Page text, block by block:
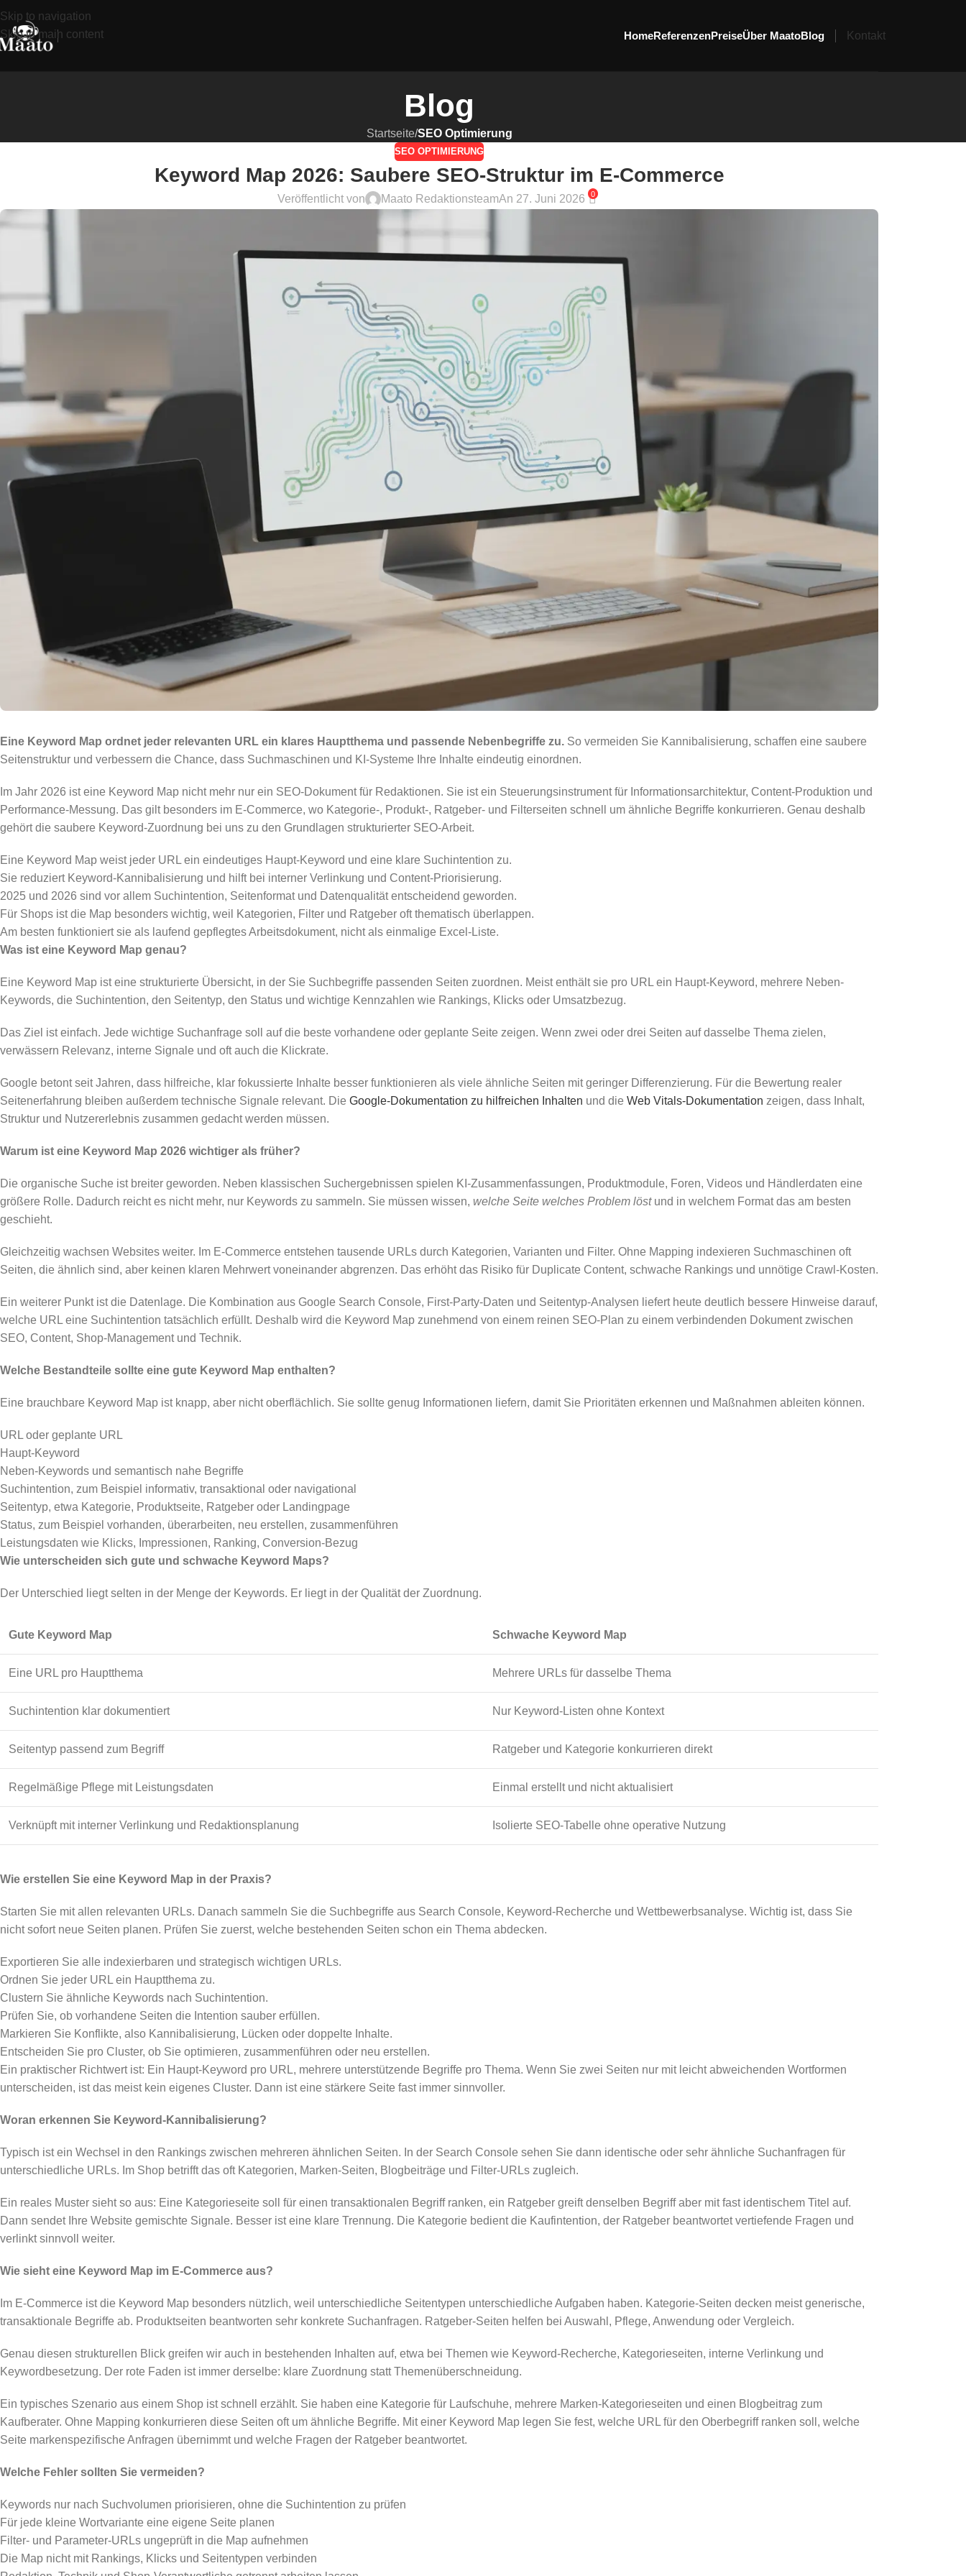
Skip to navigation
Skip to main content
HomeReferenzenPreiseÜber MaatoBlog Kontakt
Blog
Startseite/SEO Optimierung
SEO OPTIMIERUNG
Keyword Map 2026: Saubere SEO-Struktur im E-Commerce
Veröffentlicht von Maato RedaktionsteamAn 27. Juni 2026 0
Eine Keyword Map ordnet jeder relevanten URL ein klares Hauptthema und passende Nebenbegriffe zu. So vermeiden Sie Kannibalisierung, schaffen eine saubere
Seitenstruktur und verbessern die Chance, dass Suchmaschinen und KI-Systeme Ihre Inhalte eindeutig einordnen.
Im Jahr 2026 ist eine Keyword Map nicht mehr nur ein SEO-Dokument für Redaktionen. Sie ist ein Steuerungsinstrument für Informationsarchitektur, Content-Produktion und
Performance-Messung. Das gilt besonders im E-Commerce, wo Kategorie-, Produkt-, Ratgeber- und Filterseiten schnell um ähnliche Begriffe konkurrieren. Genau deshalb
gehört die saubere Keyword-Zuordnung bei uns zu den Grundlagen strukturierter SEO-Arbeit.
Eine Keyword Map weist jeder URL ein eindeutiges Haupt-Keyword und eine klare Suchintention zu.
Sie reduziert Keyword-Kannibalisierung und hilft bei interner Verlinkung und Content-Priorisierung.
2025 und 2026 sind vor allem Suchintention, Seitenformat und Datenqualität entscheidend geworden.
Für Shops ist die Map besonders wichtig, weil Kategorien, Filter und Ratgeber oft thematisch überlappen.
Am besten funktioniert sie als laufend gepflegtes Arbeitsdokument, nicht als einmalige Excel-Liste.
Was ist eine Keyword Map genau?
Eine Keyword Map ist eine strukturierte Übersicht, in der Sie Suchbegriffe passenden Seiten zuordnen. Meist enthält sie pro URL ein Haupt-Keyword, mehrere Neben-
Keywords, die Suchintention, den Seitentyp, den Status und wichtige Kennzahlen wie Rankings, Klicks oder Umsatzbezug.
Das Ziel ist einfach. Jede wichtige Suchanfrage soll auf die beste vorhandene oder geplante Seite zeigen. Wenn zwei oder drei Seiten auf dasselbe Thema zielen,
verwässern Relevanz, interne Signale und oft auch die Klickrate.
Google betont seit Jahren, dass hilfreiche, klar fokussierte Inhalte besser funktionieren als viele ähnliche Seiten mit geringer Differenzierung. Für die Bewertung realer
Seitenerfahrung bleiben außerdem technische Signale relevant. Die Google-Dokumentation zu hilfreichen Inhalten und die Web Vitals-Dokumentation zeigen, dass Inhalt,
Struktur und Nutzererlebnis zusammen gedacht werden müssen.
Warum ist eine Keyword Map 2026 wichtiger als früher?
Die organische Suche ist breiter geworden. Neben klassischen Suchergebnissen spielen KI-Zusammenfassungen, Produktmodule, Foren, Videos und Händlerdaten eine
größere Rolle. Dadurch reicht es nicht mehr, nur Keywords zu sammeln. Sie müssen wissen, welche Seite welches Problem löstund in welchem Format das am besten
geschieht.
Gleichzeitig wachsen Websites weiter. Im E-Commerce entstehen tausende URLs durch Kategorien, Varianten und Filter. Ohne Mapping indexieren Suchmaschinen oft
Seiten, die ähnlich sind, aber keinen klaren Mehrwert voneinander abgrenzen. Das erhöht das Risiko für Duplicate Content, schwache Rankings und unnötige Crawl-Kosten.
Ein weiterer Punkt ist die Datenlage. Die Kombination aus Google Search Console, First-Party-Daten und Seitentyp-Analysen liefert heute deutlich bessere Hinweise darauf,
welche URL eine Suchintention tatsächlich erfüllt. Deshalb wird die Keyword Map zunehmend von einem reinen SEO-Plan zu einem verbindenden Dokument zwischen
SEO, Content, Shop-Management und Technik.
Welche Bestandteile sollte eine gute Keyword Map enthalten?
Eine brauchbare Keyword Map ist knapp, aber nicht oberflächlich. Sie sollte genug Informationen liefern, damit Sie Prioritäten erkennen und Maßnahmen ableiten können.
URL oder geplante URL
Haupt-Keyword
Neben-Keywords und semantisch nahe Begriffe
Suchintention, zum Beispiel informativ, transaktional oder navigational
Seitentyp, etwa Kategorie, Produktseite, Ratgeber oder Landingpage
Status, zum Beispiel vorhanden, überarbeiten, neu erstellen, zusammenführen
Leistungsdaten wie Klicks, Impressionen, Ranking, Conversion-Bezug
Wie unterscheiden sich gute und schwache Keyword Maps?
Der Unterschied liegt selten in der Menge der Keywords. Er liegt in der Qualität der Zuordnung.
Gute Keyword Map Schwache Keyword Map
Eine URL pro Hauptthema Mehrere URLs für dasselbe Thema
Suchintention klar dokumentiert Nur Keyword-Listen ohne Kontext
Seitentyp passend zum Begriff Ratgeber und Kategorie konkurrieren direkt
Regelmäßige Pflege mit Leistungsdaten Einmal erstellt und nicht aktualisiert
Verknüpft mit interner Verlinkung und Redaktionsplanung Isolierte SEO-Tabelle ohne operative Nutzung
Wie erstellen Sie eine Keyword Map in der Praxis?
Starten Sie mit allen relevanten URLs. Danach sammeln Sie die Suchbegriffe aus Search Console, Keyword-Recherche und Wettbewerbsanalyse. Wichtig ist, dass Sie
nicht sofort neue Seiten planen. Prüfen Sie zuerst, welche bestehenden Seiten schon ein Thema abdecken.
Exportieren Sie alle indexierbaren und strategisch wichtigen URLs.
Ordnen Sie jeder URL ein Hauptthema zu.
Clustern Sie ähnliche Keywords nach Suchintention.
Prüfen Sie, ob vorhandene Seiten die Intention sauber erfüllen.
Markieren Sie Konflikte, also Kannibalisierung, Lücken oder doppelte Inhalte.
Entscheiden Sie pro Cluster, ob Sie optimieren, zusammenführen oder neu erstellen.
Ein praktischer Richtwert ist: Ein Haupt-Keyword pro URL, mehrere unterstützende Begriffe pro Thema. Wenn Sie zwei Seiten nur mit leicht abweichenden Wortformen
unterscheiden, ist das meist kein eigenes Cluster. Dann ist eine stärkere Seite fast immer sinnvoller.
Woran erkennen Sie Keyword-Kannibalisierung?
Typisch ist ein Wechsel in den Rankings zwischen mehreren ähnlichen Seiten. In der Search Console sehen Sie dann identische oder sehr ähnliche Suchanfragen für
unterschiedliche URLs. Im Shop betrifft das oft Kategorien, Marken-Seiten, Blogbeiträge und Filter-URLs zugleich.
Ein reales Muster sieht so aus: Eine Kategorieseite soll für einen transaktionalen Begriff ranken, ein Ratgeber greift denselben Begriff aber mit fast identischem Titel auf.
Dann sendet Ihre Website gemischte Signale. Besser ist eine klare Trennung. Die Kategorie bedient die Kaufintention, der Ratgeber beantwortet vertiefende Fragen und
verlinkt sinnvoll weiter.
Wie sieht eine Keyword Map im E-Commerce aus?
Im E-Commerce ist die Keyword Map besonders nützlich, weil unterschiedliche Seitentypen unterschiedliche Aufgaben haben. Kategorie-Seiten decken meist generische,
transaktionale Begriffe ab. Produktseiten beantworten sehr konkrete Suchanfragen. Ratgeber-Seiten helfen bei Auswahl, Pflege, Anwendung oder Vergleich.
Genau diesen strukturellen Blick greifen wir auch in bestehenden Inhalten auf, etwa bei Themen wie Keyword-Recherche, Kategorieseiten, interne Verlinkung und
Keywordbesetzung. Der rote Faden ist immer derselbe: klare Zuordnung statt Themenüberschneidung.
Ein typisches Szenario aus einem Shop ist schnell erzählt. Sie haben eine Kategorie für Laufschuhe, mehrere Marken-Kategorieseiten und einen Blogbeitrag zum
Kaufberater. Ohne Mapping konkurrieren diese Seiten oft um ähnliche Begriffe. Mit einer Keyword Map legen Sie fest, welche URL für den Oberbegriff ranken soll, welche
Seite markenspezifische Anfragen übernimmt und welche Fragen der Ratgeber beantwortet.
Welche Fehler sollten Sie vermeiden?
Keywords nur nach Suchvolumen priorisieren, ohne die Suchintention zu prüfen
Für jede kleine Wortvariante eine eigene Seite planen
Filter- und Parameter-URLs ungeprüft in die Map aufnehmen
Die Map nicht mit Rankings, Klicks und Seitentypen verbinden